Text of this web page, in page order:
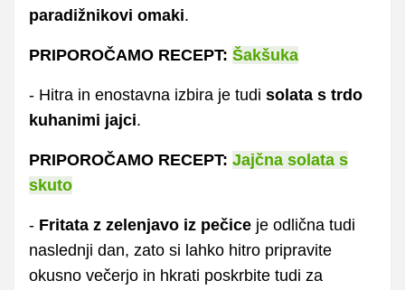
paradižnikovi omaki.
PRIPOROČAMO RECEPT: Šakšuka
- Hitra in enostavna izbira je tudi solata s trdo
kuhanimi jajci.
PRIPOROČAMO RECEPT: Jajčna solata s
skuto
- Fritata z zelenjavo iz pečice je odlična tudi
naslednji dan, zato si lahko hitro pripravite
okusno večerjo in hkrati poskrbite tudi za